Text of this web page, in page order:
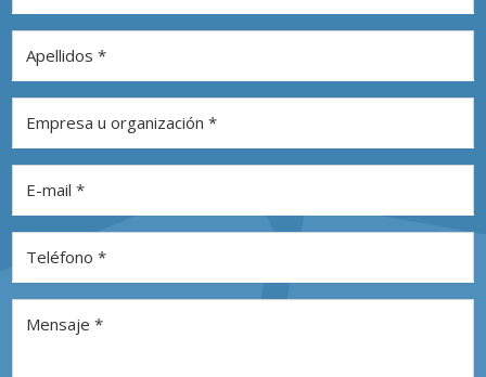
Apellidos *
Empresa u organización *
E-mail *
Teléfono *
Mensaje *